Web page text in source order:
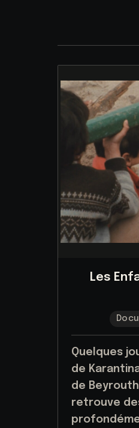
Les
Quelques
de
de
retrouve